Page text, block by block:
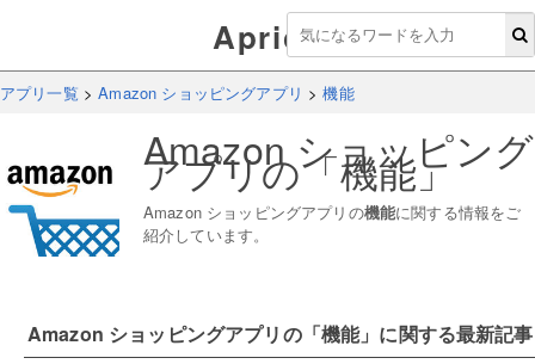
Aprico
アプリ一覧 >Amazon ショッピングアプリ >機能
Amazon ショッピング
アプリの「機能」
Amazon ショッピングアプリ の機能に関する情報をご
紹介しています。
Amazon ショッピングアプリの「機能」に関する最新記事